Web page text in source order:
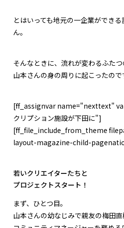
とはいっても地元の一企業ができ
ん。
そんなときに、流れが変わるふた
山本さんの身の周りに起こったので
[ff_assignvar name="nexttext"
クリプション施設が下田に"]
[ff_file_include_from_theme
layout-magazine-child-
若いクリエイターたちと
プロジェクトスタート！
まず、ひとつ目。
山本さんの幼なじみで親友の梅田